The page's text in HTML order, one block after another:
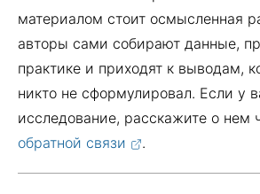
материалом стоит осмысленная
авторы сами собирают данные,
практике и приходят к выводам,
никто не сформулировал. Если у
исследование, расскажите о нем
обратной связи
.